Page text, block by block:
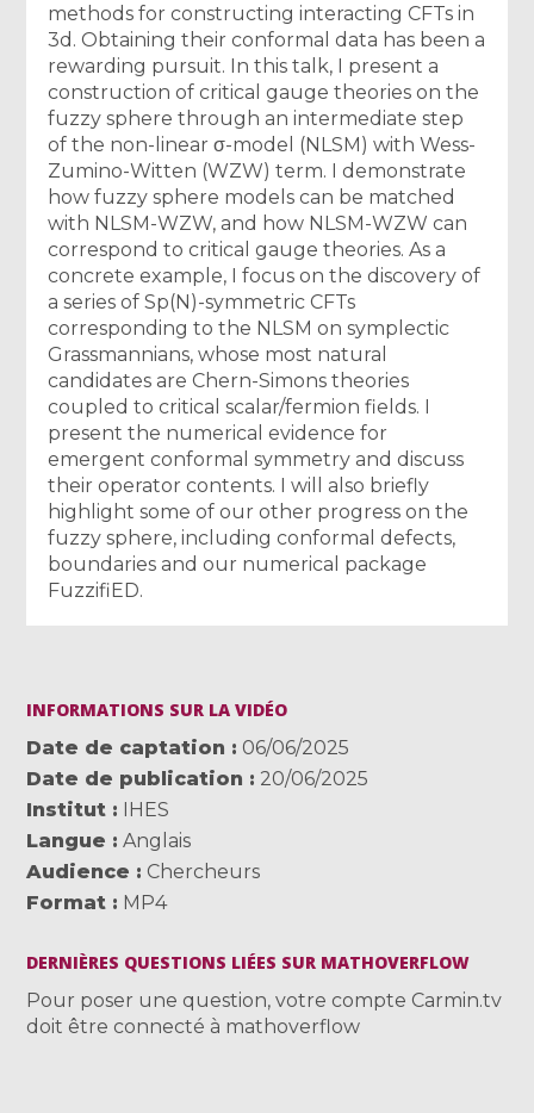
methods for constructing interacting CFTs in
3d. Obtaining their conformal data has been a
rewarding pursuit. In this talk, I present a
construction of critical gauge theories on the
fuzzy sphere through an intermediate step
of the non-linear σ-model (NLSM) with Wess-
Zumino-Witten (WZW) term. I demonstrate
how fuzzy sphere models can be matched
with NLSM-WZW, and how NLSM-WZW can
correspond to critical gauge theories. As a
concrete example, I focus on the discovery of
a series of Sp(N)-symmetric CFTs
corresponding to the NLSM on symplectic
Grassmannians, whose most natural
candidates are Chern-Simons theories
coupled to critical scalar/fermion fields. I
present the numerical evidence for
emergent conformal symmetry and discuss
their operator contents. I will also briefly
highlight some of our other progress on the
fuzzy sphere, including conformal defects,
boundaries and our numerical package
FuzzifiED.
INFORMATIONS SUR LA VIDÉO
Date de captation
06/06/2025
Date de publication
20/06/2025
Institut
IHES
Langue
Anglais
Audience
Chercheurs
Format
MP4
DERNIÈRES QUESTIONS LIÉES SUR MATHOVERFLOW
Pour poser une question, votre compte Carmin.tv
doit être connecté à mathoverflow